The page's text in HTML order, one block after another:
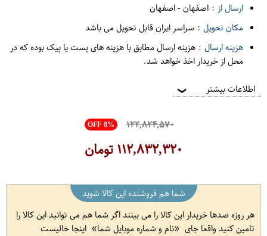
ارسال از : اصفهان-اصفهان
مکان تحویل : سراسر ایران قابل تحویل می باشد
هزینه ارسال : هزینه ارسال مطابق با هزینه های پست یا پیک بوده که در
محل از خریدار اخذ خواهد شد.
اطلاعات بیشتر ❯
OFF 8% ۱۲۲,۸۲۴,۵۷۰
۱۱۲,۸۳۲,۳۲۰تومان
شما هم فروشنده این کالا شوید
هر روزه صدها خریدار این کالا را می بینند اگر شما هم می توانید این کالا را
تامین کنید واقعا جای
نام و شماره موبایل شما اینجا خالیست